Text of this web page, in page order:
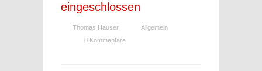
eingeschlossen
Thomas Hauser
Allgemein
0 Kommentare